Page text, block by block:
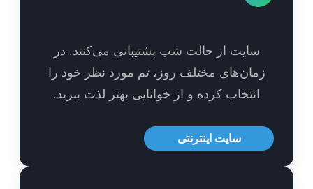
سایت از حالت شب پشتیبانی می‌کنند. در
مختلف روز، تم مورد نظر خود را
انتخاب کرده و از خوانایی بهتر لذت ببرید.
سایت اینترنتی